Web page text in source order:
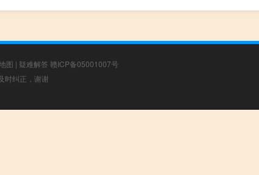
图 | 疑难解答 赣ICP备05001007号
时纠正，谢谢